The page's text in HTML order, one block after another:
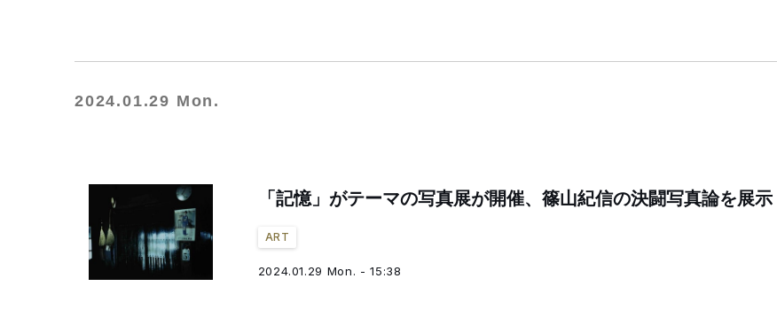
2024.01.29 Mon.
「記憶」がテーマの写真展が開催、篠山紀信の決闘写真論を展示
ART
2024.01.29 Mon. - 15:38